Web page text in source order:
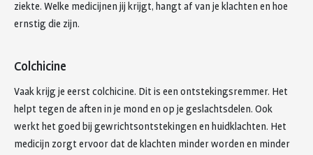
ziekte. Welke medicijnen jij krijgt, hangt af van je klachten en hoe
ernstig die zijn.
Colchicine
Vaak krijg je eerst colchicine. Dit is een ontstekingsremmer. Het
helpt tegen de aften in je mond en op je geslachtsdelen. Ook
werkt het goed bij gewrichtsontstekingen en huidklachten. Het
medicijn zorgt ervoor dat de klachten minder worden en minder